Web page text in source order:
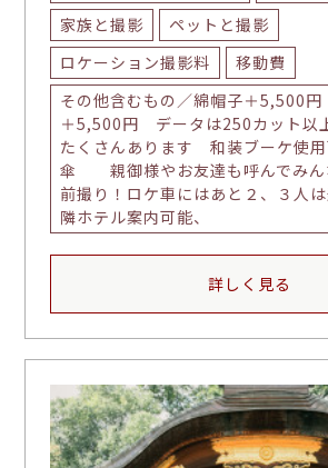
家族と撮影
ペットと撮影
ロケーション撮影料
移動費
その他含むもの／綿帽子＋5,500
＋5,500円 データは250カット以
たくさんあります 和装ブーケ使
傘 親御様やお友達も呼んでみん
前撮り！ロケ車にはあと２、３人
隣ホテル案内可能、
詳しく見る